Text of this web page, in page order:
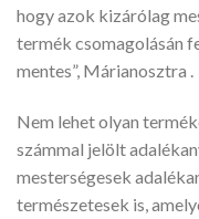
hogy azok kizárólag
termék csomagolásán
mentes”, Márianosztra .
Nem lehet olyan
számmal jelölt
mesterségesek
természetesek is,